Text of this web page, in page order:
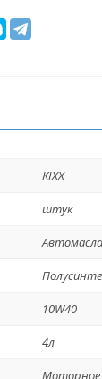
KIXX
штук
Автомасла
10W40
4л
Моторное